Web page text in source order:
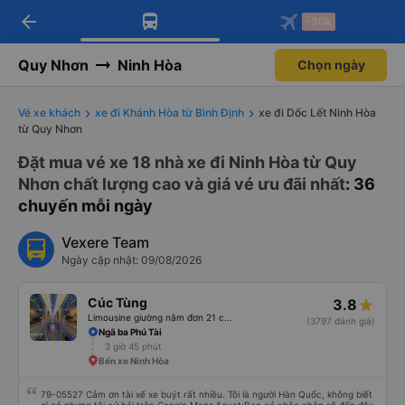
Tải app Vexere ngay!
Nhận ưu đãi thành viên độc
Mở app
Tải app Vexere
-30k/ghế khi đặt vé máy bay qua
Mở app
arrow_back -30k
Quy Nhơn Ninh Hòa Chọn ngày
Vé xe khách xe đi Khánh Hòa từ Bình Định
xe đi Dốc Lết Ninh Hòa
từ Quy Nhơn
Đặt mua vé xe 18 nhà xe đi Ninh Hòa từ Quy
Nhơn chất lượng cao và giá vé ưu đãi nhất: 36
chuyến mỗi ngày
Vexere Team
Ngày cập nhật: 09/08/2026
Cúc Tùng 3.8
(3797 đánh giá)
Ngã ba Phú Tài
3 giờ 45 phút
Bến xe Ninh Hòa
79-05527 Cảm ơn tài xế xe buýt rất nhiều. Tôi là người Hàn Quốc, không biết